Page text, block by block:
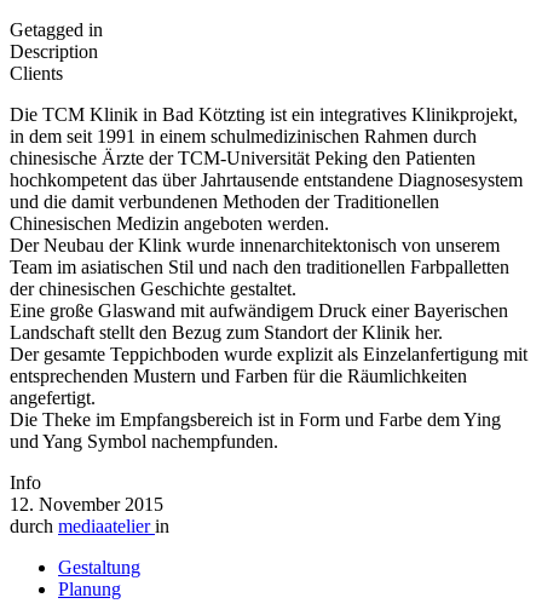
Getagged in
Description
Clients
Die TCM Klinik in Bad Kötzting ist ein integratives Klinikprojekt,
in dem seit 1991 in einem schulmedizinischen Rahmen durch
chinesische Ärzte der TCM-Universität Peking den Patienten
hochkompetent das über Jahrtausende entstandene Diagnosesystem
und die damit verbundenen Methoden der Traditionellen
Chinesischen Medizin angeboten werden.
Der Neubau der Klink wurde innenarchitektonisch von unserem
Team im asiatischen Stil und nach den traditionellen Farbpalletten
der chinesischen Geschichte gestaltet.
Eine große Glaswand mit aufwändigem Druck einer Bayerischen
Landschaft stellt den Bezug zum Standort der Klinik her.
Der gesamte Teppichboden wurde explizit als Einzelanfertigung mit
entsprechenden Mustern und Farben für die Räumlichkeiten
angefertigt.
Die Theke im Empfangsbereich ist in Form und Farbe dem Ying
und Yang Symbol nachempfunden.
Info
12. November 2015
durch mediaatelierin
Gestaltung
Planung